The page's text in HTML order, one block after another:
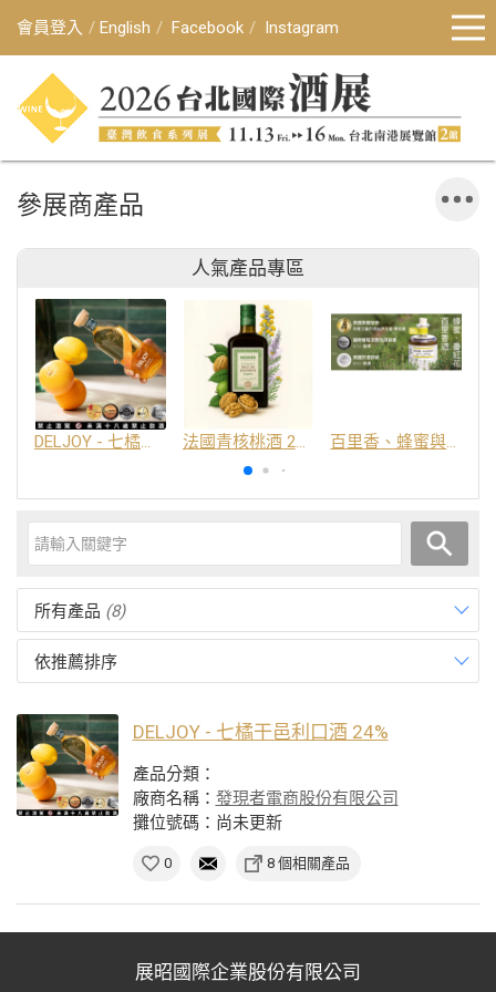
會員登入 English Facebook Instagram
參展商產品
人氣產品專區
DELJOY - 七橘干邑利口酒 24% 法國青核桃酒 25% 百里香、蜂蜜與番紅花酒
所有產品 (8)
依推薦排序
DELJOY - 七橘干邑利口酒 24%
產品分類：
廠商名稱： 發現者電商股份有限公司
攤位號碼：尚未更新
0 8 個相關產品
展昭國際企業股份有限公司